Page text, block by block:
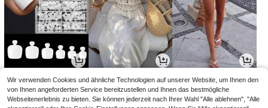
4,04€ 20,29€ 20,49€ 14,49€
Wir verwenden Cookies und ähnliche Technologien auf unserer Website, um Ihnen den
von Ihnen angeforderten Service bereitzustellen und Ihnen das bestmögliche
Webseitenerlebnis zu bieten. Sie können jederzeit nach Ihrer Wahl "Alle ablehnen", "Alle